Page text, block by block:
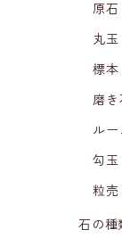
原石
丸玉
標本
磨き
ルー
勾玉
粒売
石の種